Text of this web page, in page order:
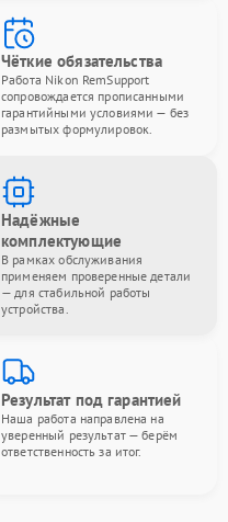
Чёткие обязательства
Работа Nikon RemSupport
сопровождается прописанными
гарантийными условиями — без
размытых формулировок.
Надёжные
комплектующие
В рамках обслуживания
применяем проверенные детали
— для стабильной работы
устройства.
Результат под гарантией
Наша работа направлена на
уверенный результат — берём
ответственность за итог.